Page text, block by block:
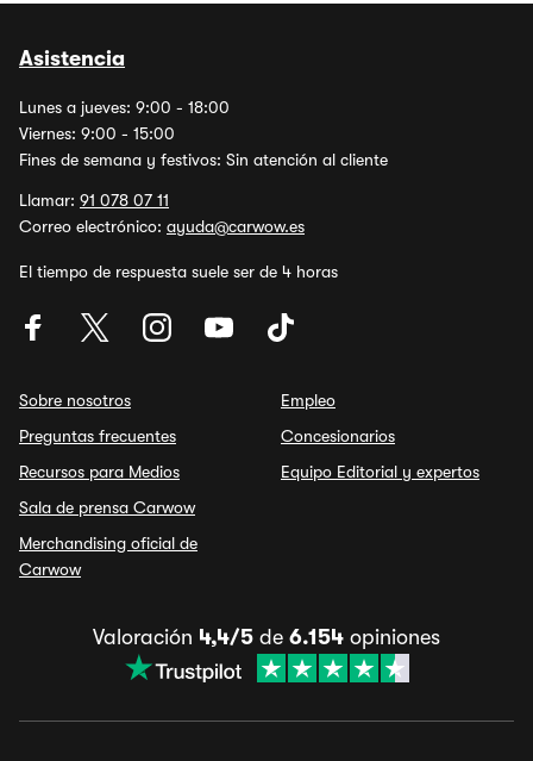
Asistencia
Lunes a jueves: 9:00 - 18:00
Viernes: 9:00 - 15:00
Fines de semana y festivos: Sin atención al cliente
Llamar: 91 078 07 11
Correo electrónico: ayuda@carwow.es
El tiempo de respuesta suele ser de 4 horas
Sobre nosotros
Preguntas frecuentes
Recursos para Medios
Sala de prensa Carwow
Merchandising oficial de
Carwow
Empleo
Concesionarios
Equipo Editorial y expertos
Valoración 4,4/5 de 6.154 opiniones